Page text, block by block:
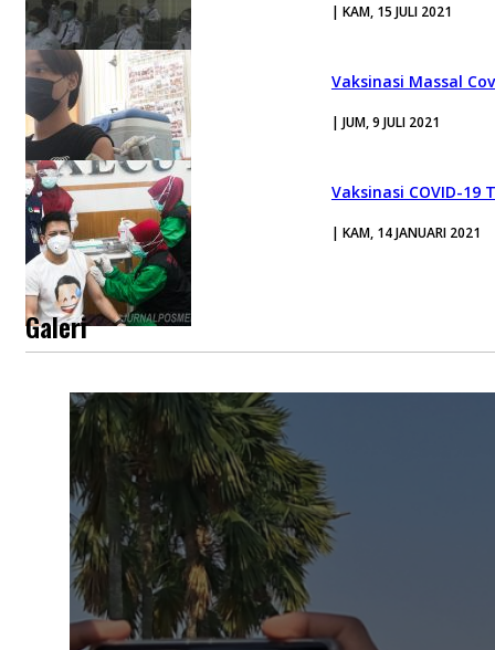
| KAM, 15 JULI 2021
Vaksinasi Massal
| JUM, 9 JULI 2021
Vaksinasi COVID-
| KAM, 14 JANUARI 2021
Galeri